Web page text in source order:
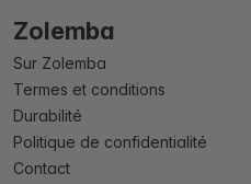
Zolemba
Sur Zolemba
Termes et conditions
Durabilité
Politique de confidentialité
Contact